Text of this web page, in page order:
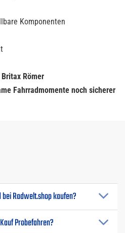
Komponenten
Britax Römer
Fahrradmomente noch sicherer
Radwelt.shop kaufen?
Probefahren?